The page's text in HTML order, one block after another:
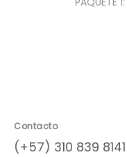
Contacto
(+57) 310 839 8141